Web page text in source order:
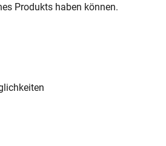
Produkts haben können.